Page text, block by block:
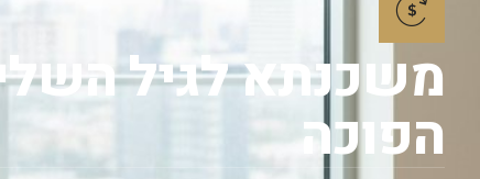
משכנתא לגיל
הפוכה